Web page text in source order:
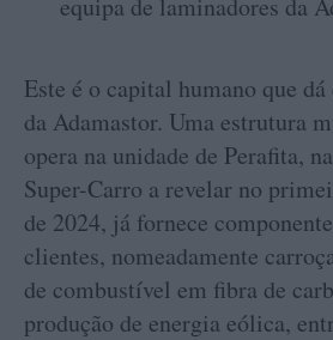
equipa de laminadores da
Este é o capital humano que
da Adamastor. Uma estrutura
opera na unidade de Perafita,
Super-Carro a revelar no
de 2024, já fornece
clientes, nomeadamente
de combustível em fibra de
produção de energia eólica,